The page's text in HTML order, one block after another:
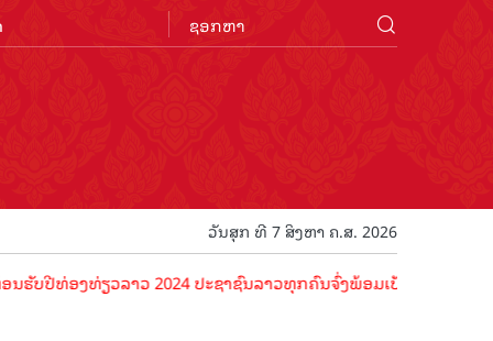
ວັນສຸກ ທີ 7 ສິງຫາ ຄ.ສ. 2026
ທ່ອງທ່ຽວລາວ 2024 ປະຊາຊົນລາວທຸກຄົນຈົ່ງພ້ອມເປັນເຈົ້າພາບທີ່ດີ ຕ້ອ